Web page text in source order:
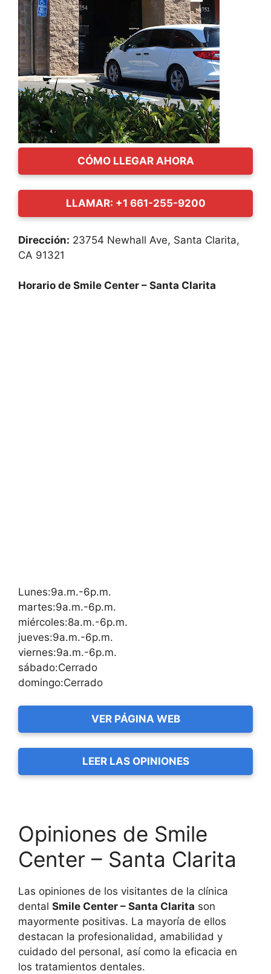
CÓMO LLEGAR AHORA
LLAMAR: +1 661-255-9200
Dirección: 23754 Newhall Ave, Santa Clarita,
CA 91321
Horario de Smile Center – Santa Clarita
Lunes:9a.m.-6p.m.
martes:9a.m.-6p.m.
miércoles:8a.m.-6p.m.
jueves:9a.m.-6p.m.
viernes:9a.m.-6p.m.
sábado:Cerrado
domingo:Cerrado
VER PÁGINA WEB
LEER LAS OPINIONES
Opiniones de Smile
Center – Santa Clarita
Las opiniones de los visitantes de la clínica
dental Smile Center – Santa Clarita son
mayormente positivas. La mayoría de ellos
destacan la profesionalidad, amabilidad y
cuidado del personal, así como la eficacia en
los tratamientos dentales.